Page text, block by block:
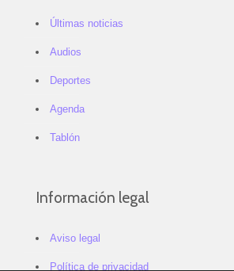
Últimas noticias
Audios
Deportes
Agenda
Tablón
Información legal
Aviso legal
Política de privacidad